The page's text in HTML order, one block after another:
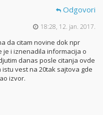
Odgovori
18:28, 12. jan. 2017.
da citam novine dok npr
je i iznenadila informacija o
danas posle citanja ovde
vest na 20tak sajtova gde
izvor.